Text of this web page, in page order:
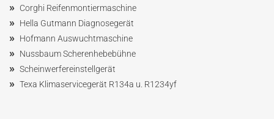
» Corghi Reifenmontiermaschine
» Hella Gutmann Diagnosegerät
» Hofmann Auswuchtmaschine
» NussbaumScherenhebebühne
» Scheinwerfereinstellgerät
» Texa Klimaservicegerät R134a u. R1234yf